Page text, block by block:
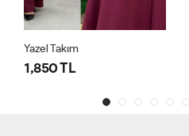
Yazel Takım
1,850 TL